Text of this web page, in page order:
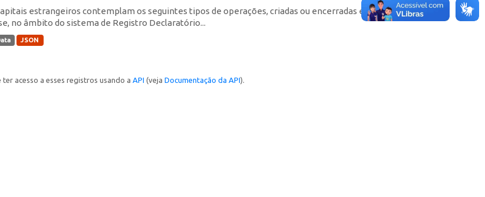
estrangeiros contemplam os seguintes tipos de operações, criadas ou encerradas em cada
no âmbito do sistema de Registro Declaratório...
JSON
acesso a esses registros usando a API (veja Documentação da API).